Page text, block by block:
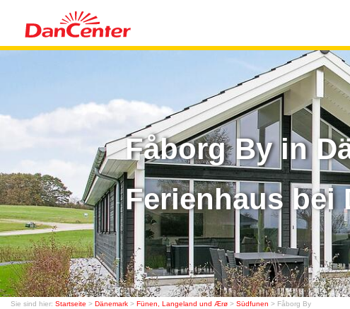
Fåborg By in
Ferienhaus bei
Sie sind hier: Startseite > Dänemark > Fünen, Langeland und Ærø > Südfunen > Fåborg By